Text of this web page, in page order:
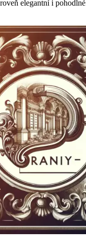
elegantní i